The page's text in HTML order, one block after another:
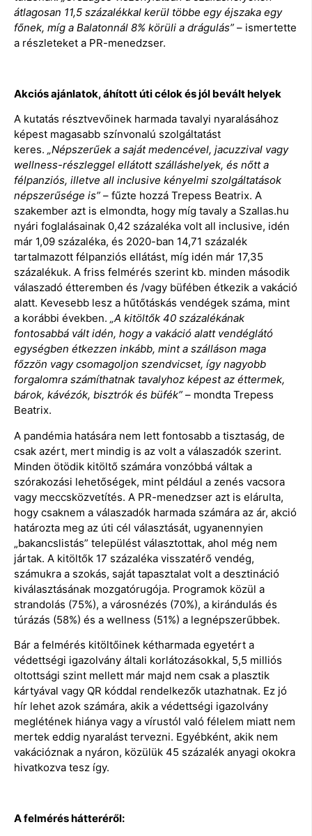
átlagosan 11,5 százalékkal kerül többe egy éjszaka egy
főnek, míg a Balatonnál 8% körüli a drágulás” – ismertette
a részleteket a PR-menedzser.
Akciós ajánlatok, áhított úti célok és jól bevált helyek
A kutatás résztvevőinek harmada tavalyi nyaralásához
képest magasabb színvonalú szolgáltatást
keres. „Népszerűek a saját medencével, jacuzzival vagy
wellness-részleggel ellátott szálláshelyek, és nőtt a
félpanziós, illetve all inclusive kényelmi szolgáltatások
népszerűsége is” – fűzte hozzá Trepess Beatrix. A
szakember azt is elmondta, hogy míg tavaly a Szallas.hu
nyári foglalásainak 0,42 százaléka volt all inclusive, idén
már 1,09 százaléka, és 2020-ban 14,71 százalék
tartalmazott félpanziós ellátást, míg idén már 17,35
százalékuk. A friss felmérés szerint kb. minden második
válaszadó étteremben és /vagy büfében étkezik a vakáció
alatt. Kevesebb lesz a hűtőtáskás vendégek száma, mint
a korábbi években. „A kitöltők 40 százalékának
fontosabbá vált idén, hogy a vakáció alatt vendéglátó
egységben étkezzen inkább, mint a szálláson maga
főzzön vagy csomagoljon szendvicset, így nagyobb
forgalomra számíthatnak tavalyhoz képest az éttermek,
bárok, kávézók, bisztrók és büfék” – mondta Trepess
Beatrix.
A pandémia hatására nem lett fontosabb a tisztaság, de
csak azért, mert mindig is az volt a válaszadók szerint.
Minden ötödik kitöltő számára vonzóbbá váltak a
szórakozási lehetőségek, mint például a zenés vacsora
vagy meccsközvetítés. A PR-menedzser azt is elárulta,
hogy csaknem a válaszadók harmada számára az ár, akció
határozta meg az úti cél választását, ugyanennyien
„bakancslistás” települést választottak, ahol még nem
jártak. A kitöltők 17 százaléka visszatérő vendég,
számukra a szokás, saját tapasztalat volt a desztináció
kiválasztásának mozgatórugója. Programok közül a
strandolás (75%), a városnézés (70%), a kirándulás és
túrázás (58%) és a wellness (51%) a legnépszerűbbek.
Bár a felmérés kitöltőinek kétharmada egyetért a
védettségi igazolvány általi korlátozásokkal, 5,5 milliós
oltottsági szint mellett már majd nem csak a plasztik
kártyával vagy QR kóddal rendelkezők utazhatnak. Ez jó
hír lehet azok számára, akik a védettségi igazolvány
meglétének hiánya vagy a vírustól való félelem miatt nem
mertek eddig nyaralást tervezni. Egyébként, akik nem
vakációznak a nyáron, közülük 45 százalék anyagi okokra
hivatkozva tesz így.
A felmérés hátteréről: